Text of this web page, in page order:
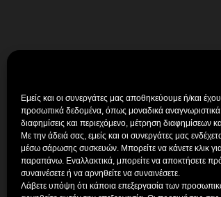
Εμείς και οι συνεργάτες μας αποθηκεύουμε ή/και
προσωπικά δεδομένα, όπως μοναδικά αναγνωριστικά
διαφημίσεις και περιεχόμενο, μέτρηση διαφημίσεων
Με την άδειά σας, εμείς και οι συνεργάτες μας
μέσω σάρωσης συσκευών. Μπορείτε να κάνετε κλικ
παραπάνω. Εναλλακτικά, μπορείτε να αποκτήσετε
συναινέσετε ή να αρνηθείτε να συναινέσετε.
Λάβετε υπόψη ότι κάποια επεξεργασία των